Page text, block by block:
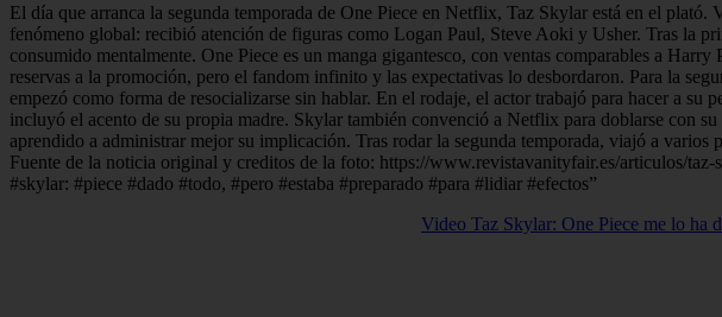
El día que arranca la segunda temporada de One Piece en Netflix, Taz Skylar está en el
fenómeno global: recibió atención de figuras como Logan Paul, Steve Aoki y Usher. Tras la
consumido mentalmente. One Piece es un manga gigantesco, con ventas comparables a
reservas a la promoción, pero el fandom infinito y las expectativas lo desbordaron. Para la
empezó como forma de resocializarse sin hablar. En el rodaje, el actor trabajó para hacer a
incluyó el acento de su propia madre. Skylar también convenció a Netflix para doblarse con
aprendido a administrar mejor su implicación. Tras rodar la segunda temporada, viajó a
Fuente de la noticia original y creditos de la foto: https://www.revistavanityfair.es/articulos/
#skylar: #piece #dado #todo, #pero #estaba #preparado #para #lidiar #efectos”
Video Taz Skylar: One Piece me lo ha